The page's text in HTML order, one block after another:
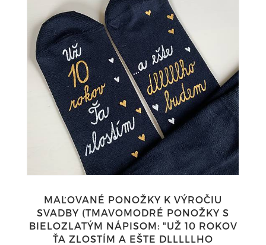
MAĽOVANÉ PONOŽKY K VÝROČIU
SVADBY (TMAVOMODRÉ PONOŽKY S
BIELOZLATÝM NÁPISOM: "UŽ 10 ROKOV
ŤA ZLOSTÍM A EŠTE DLLLLLHO